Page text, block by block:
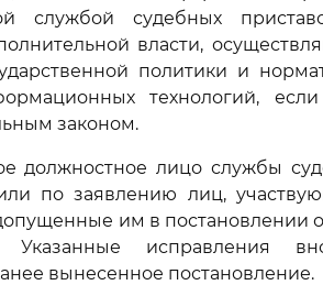
службой судебных
власти,
политики и
технологий,
законом.
должностное лицо службы
по заявлению лиц,
им в постановлении
исправления
вынесенное постановление.